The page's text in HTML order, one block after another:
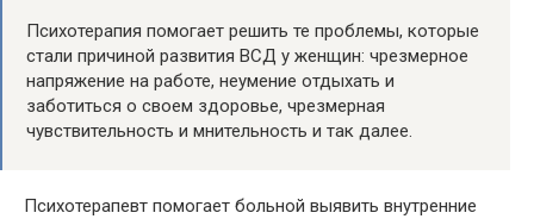
Психотерапия помогает решить те проблемы, которые
стали причиной развития ВСД у женщин: чрезмерное
напряжение на работе, неумение отдыхать и
заботиться о своем здоровье, чрезмерная
чувствительность и мнительность и так далее.
Психотерапевт помогает больной выявить внутренние